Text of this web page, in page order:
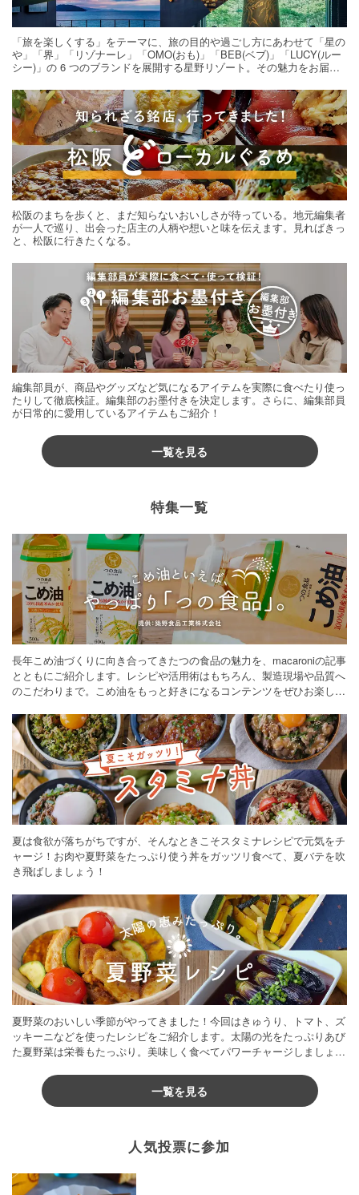
「旅を楽しくする」をテーマに、旅の目的や過ごし方にあわせて「星の
や」「界」「リゾナーレ」「OMO(おも)」「BEB(ベブ)」「LUCY(ルー
シー)」の 6 つのブランドを展開する星野リゾート。その魅力をお届け
松阪のまちを歩くと、まだ知らないおいしさが待っている。地元編集者
が一人で巡り、出会った店主の人柄や想いと味を伝えます。見ればきっ
と、松阪に行きたくなる。
編集部員が、商品やグッズなど気になるアイテムを実際に食べたり使っ
たりして徹底検証。編集部のお墨付きを決定します。さらに、編集部員
が日常的に愛用しているアイテムもご紹介！
一覧を見る
特集一覧
長年こめ油づくりに向き合ってきたつの食品の魅力を、macaroniの記事
とともにご紹介します。レシピや活用術はもちろん、製造現場や品質へ
のこだわりまで。こめ油をもっと好きになるコンテンツをぜひお楽しみ
夏は食欲が落ちがちですが、そんなときこそスタミナレシピで元気をチ
ャージ！お肉や夏野菜をたっぷり使う丼をガッツリ食べて、夏バテを吹
き飛ばしましょう！
夏野菜のおいしい季節がやってきました！今回はきゅうり、トマト、ズ
ッキーニなどを使ったレシピをご紹介します。太陽の光をたっぷりあび
た夏野菜は栄養もたっぷり。美味しく食べてパワーチャージしましょう
一覧を見る
人気投票に参加